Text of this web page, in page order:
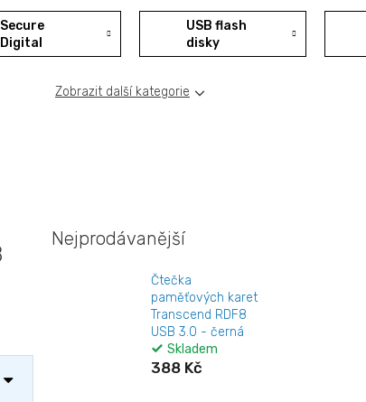
Secure
Digital
USB flash
disky
Zobrazit další kategorie
Nejprodávanější
Čtečka
paměťových karet
Transcend RDF8
USB 3.0 - černá
Skladem
388 Kč